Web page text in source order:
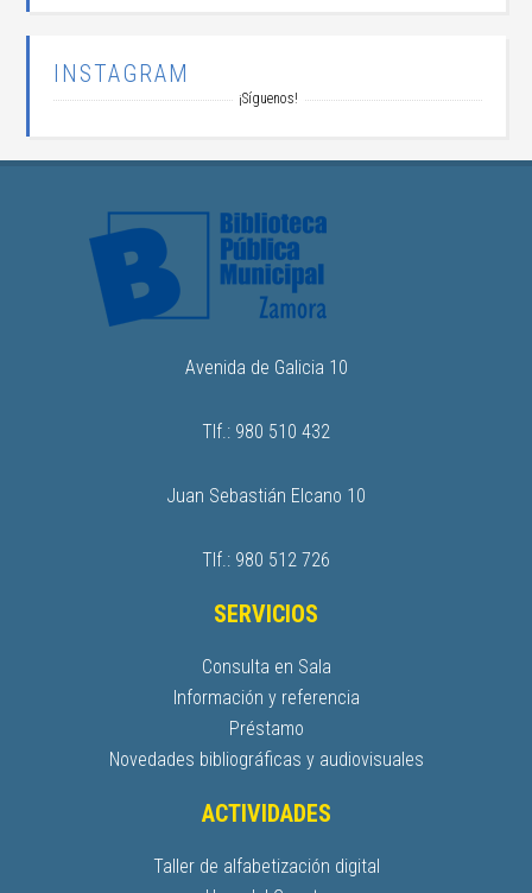
INSTAGRAM
¡Síguenos!
Avenida de Galicia 10
Tlf.: 980 510 432
Juan Sebastián Elcano 10
Tlf.: 980 512 726
SERVICIOS
Consulta en Sala
Información y referencia
Préstamo
Novedades bibliográficas y audiovisuales
ACTIVIDADES
Taller de alfabetización digital